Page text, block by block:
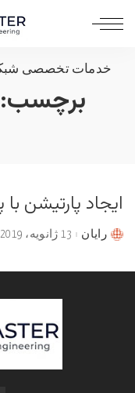
خدمات تخصصی
برچسب:
ایجاد پارتیشن
Postedرایان 13 ژانویه، 2019